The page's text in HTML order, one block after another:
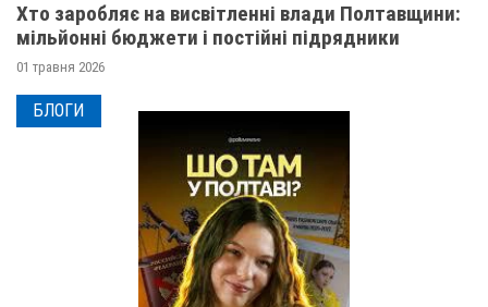
Хто заробляє на висвітленні влади Полтавщини:
мільйонні бюджети і постійні підрядники
01 травня 2026
БЛОГИ